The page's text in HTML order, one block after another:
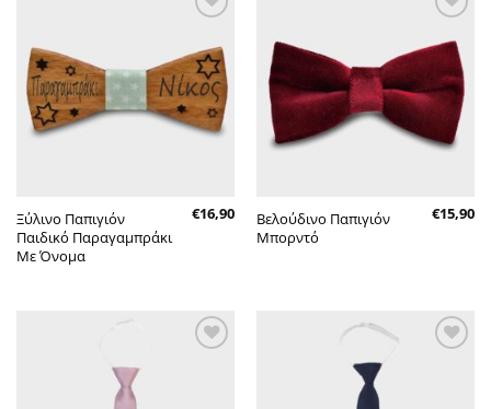
στην λίστα
επιθυμητών
Ξύλινο Παπιγιόν
Παιδικό Παραγαμπράκι
Με Όνομα
€16,90
στην λίστα
επιθυμητών
Βελούδινο Παπιγιόν
Μπορντό
€15,90